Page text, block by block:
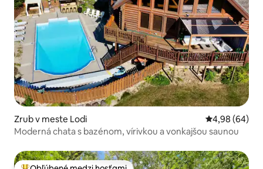
Zrub v meste Lodi Priemerné
4,98 (64)
Moderná chata s bazénom, vírivkou a vonkajšou saunou